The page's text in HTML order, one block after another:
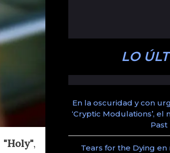
"Holy",
LO
En la oscuridad y con
‘Cryptic Modulations’, el
Past
Tears for the Dying